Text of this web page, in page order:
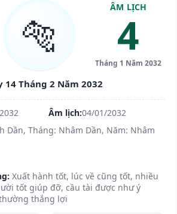
🐅
ÂM LỊCH
4
Tháng 1 Năm 2032
Tháng 2 Năm 2032
Âm lịch:04/01/2032
Dần, Tháng: Nhâm Dần, Năm: Nhâm
Xuất hành tốt, lúc về cũng tốt, nhiều
tốt giúp đỡ, cầu tài được như ý
thắng lợi